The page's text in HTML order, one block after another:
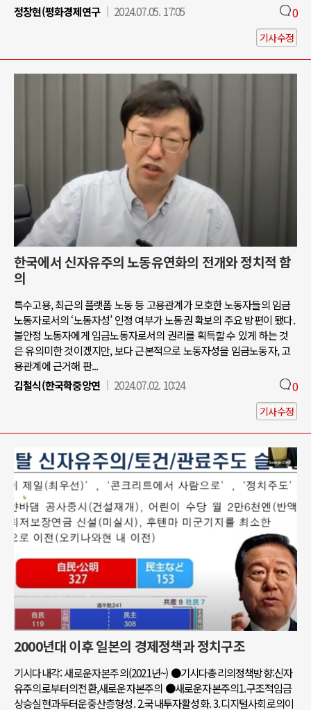
정창현(평화경제연구
2024.07.05. 17:05 0
기사수정
한국에서 신자유주의 노동유연화의 전개와 정치적 함
의
특수고용, 최근의 플랫폼 노동 등 고용관계가 모호한 노동자들의 임금
노동자로서의 ‘노동자성’ 인정 여부가 노동권 확보의 주요 방편이 됐다.
불안정 노동자에게 임금노동자로서의 권리를 획득할 수 있게 하는 것
은 유의미한 것이겠지만, 보다 근본적으로 노동자성을 임금노동자, 고
용관계에 근거해 판...
김철식(한국학중앙연
2024.07.02. 10:24 0
기사수정
2000년대 이후 일본의 경제정책과 정치구조
기시다내각: 새로운자본주의(2021년~) ●기시다총리의정책방향:신자
유주의로부터의전환,새로운자본주의 ●새로운자본주의1.구조적임금
상승실현과두터운중산층형성. 2.국내투자활성화. 3.디지털사회로의이